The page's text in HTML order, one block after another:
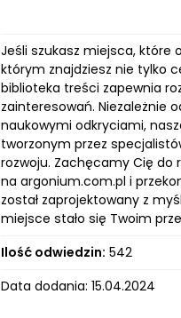
Jeśli szukasz miejsca, które
którym znajdziesz nie tylko
biblioteka treści zapewnia
zainteresowań. Niezależnie
naukowymi odkryciami,
tworzonym przez
rozwoju. Zachęcamy Cię
na argonium.com.pl i
został zaprojektowany z
miejsce stało się Twoim
Ilość odwiedzin: 542
Data dodania: 15.04.2024